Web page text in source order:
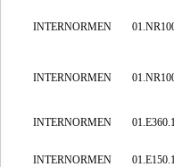
INTERNORMEN
INTERNORMEN
INTERNORMEN
INTERNORMEN